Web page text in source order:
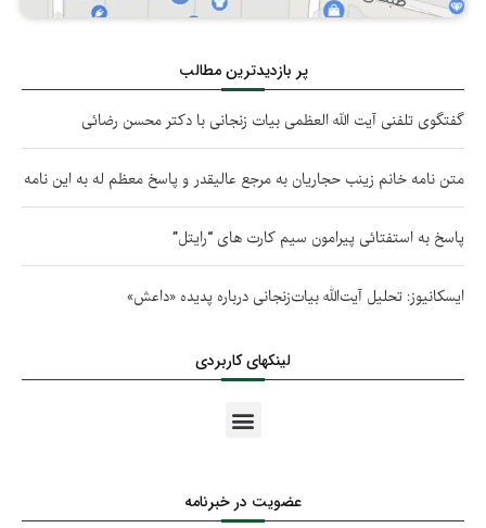
پر بازدیدترین مطالب
گفتگوی تلفنی آیت الله العظمی بیات زنجانی با دکتر محسن رضائی
متن نامه خانم زینب حجاریان به مرجع عالیقدر و پاسخ معظم له به این نامه
پاسخ به استفتائی پیرامون سیم کارت های “رایتل”
ایسکانیوز: تحلیل آیت‌الله بیات‌زنجانی درباره پدیده «داعش»
لینکهای کاربردی
عضویت در خبرنامه